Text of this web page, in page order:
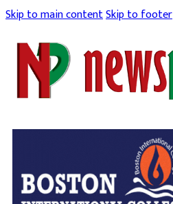
Skip to main contentSkip to footer